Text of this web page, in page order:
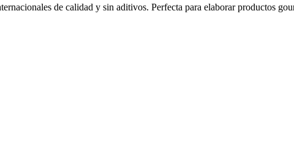
de calidad y sin aditivos. Perfecta para elaborar productos